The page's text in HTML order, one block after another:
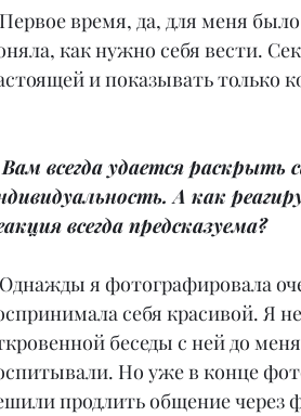
время, да, для меня
как нужно себя вести.
и показывать только
всегда удается
А как
всегда предсказуема?
я фотографировала
себя красивой. Я
беседы с ней до
Но уже в конце
продлить общение через